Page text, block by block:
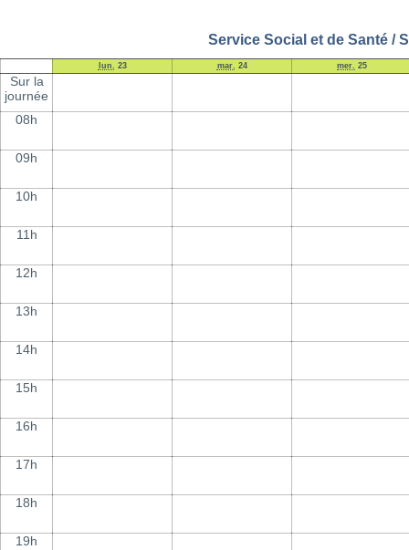
Service Social et de Santé /
lun. 23 mar. 24 mer. 25
Sur la
journée
08h
09h
10h
11h
12h
13h
14h
15h
16h
17h
18h
19h